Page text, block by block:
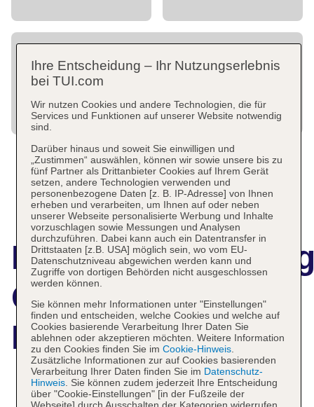
Grand Hotel
Reykjavik
Das bietet Ihre Unterkunft
Ihre Entscheidung – Ihr Nutzungserlebnis
bei TUI.com
Wir nutzen Cookies und andere Technologien, die für
Services und Funktionen auf unserer Website notwendig
sind.
Darüber hinaus und soweit Sie einwilligen und
„Zustimmen“ auswählen, können wir sowie unsere bis zu
fünf Partner als Drittanbieter Cookies auf Ihrem Gerät
setzen, andere Technologien verwenden und
personenbezogene Daten [z. B. IP-Adresse] von Ihnen
erheben und verarbeiten, um Ihnen auf oder neben
unserer Webseite personalisierte Werbung und Inhalte
vorzuschlagen sowie Messungen und Analysen
durchzuführen. Dabei kann auch ein Datentransfer in
Drittstaaten [z.B. USA] möglich sein, wo vom EU-
Datenschutzniveau abgewichen werden kann und
Zugriffe von dortigen Behörden nicht ausgeschlossen
werden können.
Sie können mehr Informationen unter "Einstellungen"
finden und entscheiden, welche Cookies und welche auf
Cookies basierende Verarbeitung Ihrer Daten Sie
ablehnen oder akzeptieren möchten. Weitere Information
zu den Cookies finden Sie im Cookie-Hinweis.
Zusätzliche Informationen zur auf Cookies basierenden
Verarbeitung Ihrer Daten finden Sie im Datenschutz-
Hinweis. Sie können zudem jederzeit Ihre Entscheidung
über "Cookie-Einstellungen" [in der Fußzeile der